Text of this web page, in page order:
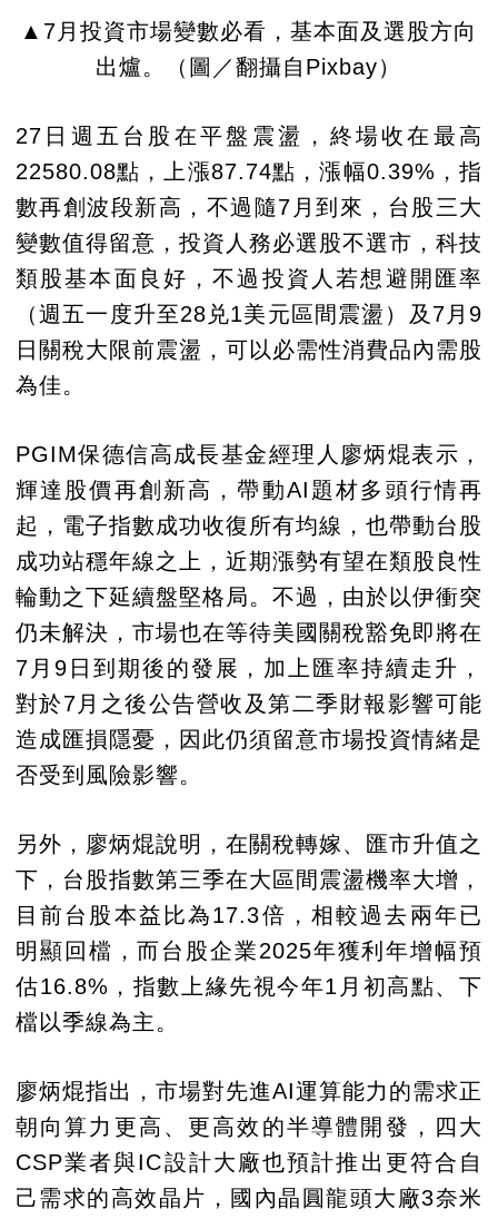
▲7月投資市場變數必看，基本面及選股方向
出爐。（圖／翻攝自Pixbay）
27日週五台股在平盤震盪，終場收在最高
22580.08點，上漲87.74點，漲幅0.39%，指
數再創波段新高，不過隨7月到來，台股三大
變數值得留意，投資人務必選股不選市，科技
類股基本面良好，不過投資人若想避開匯率
（週五一度升至28兑1美元區間震盪）及7月9
日關稅大限前震盪，可以必需性消費品內需股
為佳。
PGIM保德信高成長基金經理人廖炳焜表示，
輝達股價再創新高，帶動AI題材多頭行情再
起，電子指數成功收復所有均線，也帶動台股
成功站穩年線之上，近期漲勢有望在類股良性
輪動之下延續盤堅格局。不過，由於以伊衝突
仍未解決，市場也在等待美國關稅豁免即將在
7月9日到期後的發展，加上匯率持續走升，
對於7月之後公告營收及第二季財報影響可能
造成匯損隱憂，因此仍須留意市場投資情緒是
否受到風險影響。
另外，廖炳焜說明，在關稅轉嫁、匯市升值之
下，台股指數第三季在大區間震盪機率大增，
目前台股本益比為17.3倍，相較過去兩年已
明顯回檔，而台股企業2025年獲利年增幅預
估16.8%，指數上緣先視今年1月初高點、下
檔以季線為主。
廖炳焜指出，市場對先進AI運算能力的需求正
朝向算力更高、更高效的半導體開發，四大
CSP業者與IC設計大廠也預計推出更符合自
己需求的高效晶片，國內晶圓龍頭大廠3奈米